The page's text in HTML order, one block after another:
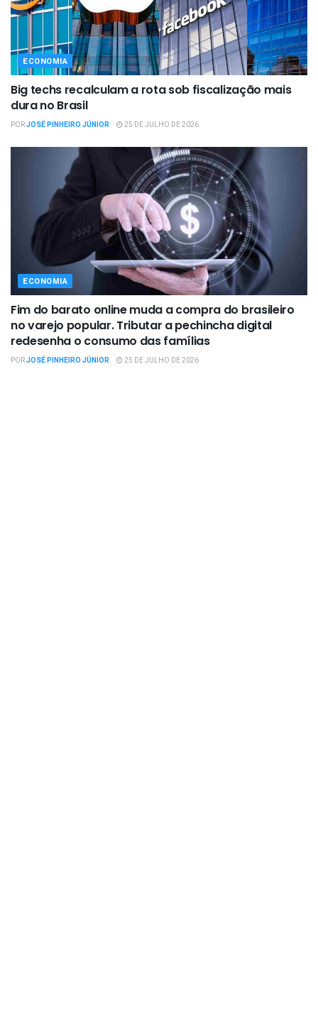
ECONOMIA
Big techs recalculam a rota sob fiscalização mais
dura no Brasil
PORJOSÉ PINHEIRO JÚNIOR 25 DE JULHO DE 2026
ECONOMIA
Fim do barato online muda a compra do brasileiro
no varejo popular. Tributar a pechincha digital
redesenha o consumo das famílias
PORJOSÉ PINHEIRO JÚNIOR 25 DE JULHO DE 2026